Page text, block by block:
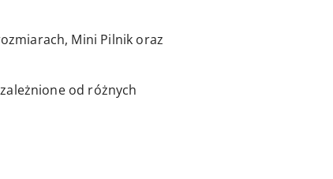
Mini Pilnik oraz
od różnych